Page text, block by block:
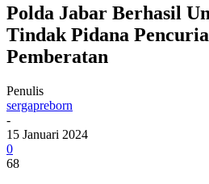
Polda Jabar Berhasil
Tindak Pidana
Pemberatan
Penulis
sergapreborn
-
15 Januari 2024
0
68